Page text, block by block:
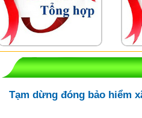
Tạm dừng đóng bảo hiểm